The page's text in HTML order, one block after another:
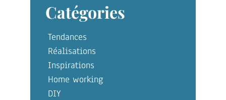
Catégories
Tendances
Réalisations
Inspirations
Home working
DIY